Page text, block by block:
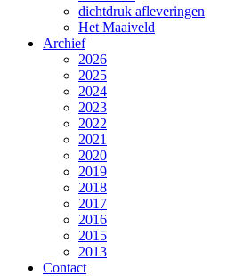
dichtdruk afleveringen
Het Maaiveld
Archief
2026
2025
2024
2023
2022
2021
2020
2019
2018
2017
2016
2015
2013
Contact